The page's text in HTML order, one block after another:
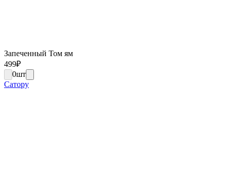
Запеченный Том ям
499₽
0шт
Сатору